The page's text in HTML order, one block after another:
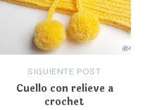
SIGUIENTE POST
Cuello con relieve a
crochet